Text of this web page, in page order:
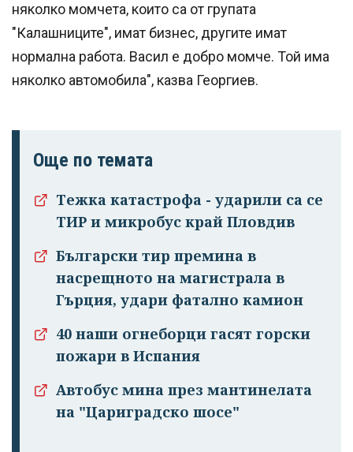
няколко момчета, които са от групата
"Калашниците", имат бизнес, другите имат
нормална работа. Васил е добро момче. Той има
няколко автомобила", казва Георгиев.
Още по темата
Тежка катастрофа - ударили са се
ТИР и микробус край Пловдив
Български тир премина в
насрещното на магистрала в
Гърция, удари фатално камион
40 наши огнеборци гасят горски
пожари в Испания
Автобус мина през мантинелата
на "Цариградско шосе"